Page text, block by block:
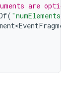
are
( "numElements"